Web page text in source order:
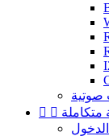
صوتية
  متكاملة